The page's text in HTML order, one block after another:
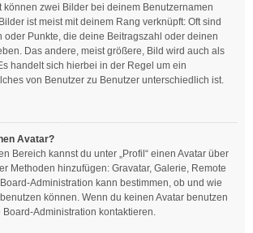
können zwei Bilder bei deinem Benutzernamen
ist meist mit deinem Rang verknüpft: Oft sind
oder Punkte, die deine Beitragszahl oder deinen
Das andere, meist größere, Bild wird auch als
handelt sich hierbei in der Regel um ein
von Benutzer zu Benutzer unterschiedlich ist.
Avatar?
Bereich kannst du unter „Profil“ einen Avatar über
Methoden hinzufügen: Gravatar, Galerie, Remote
Administration kann bestimmen, ob und wie
können. Wenn du keinen Avatar benutzen
Administration kontaktieren.